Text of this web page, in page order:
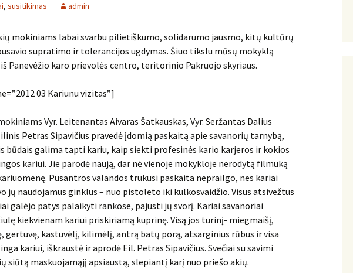
, susitikimas admin
mokiniams labai svarbu pilietiškumo, solidarumo jausmo, kitų kultūrų
supratimo ir tolerancijos ugdymas. Šiuo tikslu mūsų mokyklą
Panevėžio karo prievolės centro, teritorinio Pakruojo skyriaus.
03 Kariunu vizitas”]
Vyr. Leitenantas Aivaras Šatkauskas, Vyr. Seržantas Dalius
Petras Sipavičius pravedė įdomią paskaitą apie savanorių tarnybą,
būdais galima tapti kariu, kaip siekti profesinės kario karjeros ir kokios
kariui. Jie parodė naują, dar nė vienoje mokykloje nerodytą filmuką
Pusantros valandos trukusi paskaita neprailgo, nes kariai
jų naudojamus ginklus – nuo pistoleto iki kulkosvaidžio. Visus atsivežtus
galėjo patys palaikyti rankose, pajusti jų svorį. Kariai savanoriai
kiekvienam kariui priskiriamą kuprinę. Visą jos turinį- miegmaišį,
gertuvę, kastuvėlį, kilimėlį, antrą batų porą, atsarginius rūbus ir visa
kariui, iškraustė ir aprodė Eil. Petras Sipavičius. Svečiai su savimi
siūtą maskuojamąjį apsiaustą, slepiantį karį nuo priešo akių.